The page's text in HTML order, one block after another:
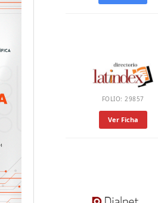
FOLIO: 29857
Ver Ficha